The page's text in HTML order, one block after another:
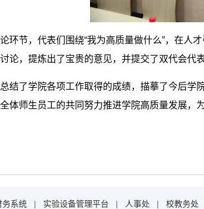
环节，代表们围绕“我为高质量做什么”，在人
论，提炼出了宝贵的意见，并提交了双代会代
结了学院各项工作取得的成绩，描摹了今后学
体师生员工的共同努力推进学院高质量发展，
务系统 | 实验设备管理平台 | 人事处 | 校教务处